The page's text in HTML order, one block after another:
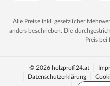
Alle Preise inkl. gesetzlicher
anders beschrieben. Die
Preis bei
© 2026 holzprofi24.at
Datenschutzerklärung